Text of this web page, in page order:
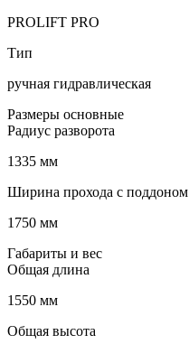
PROLIFT PRO
Тип
ручная гидравлическая
Размеры основные
Радиус разворота
1335 мм
Ширина прохода с поддоном
1750 мм
Габариты и вес
Общая длина
1550 мм
Общая высота